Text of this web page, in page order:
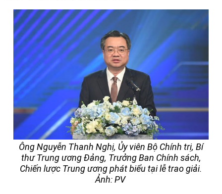
Ông Nguyễn Thanh Nghị, Ủy viên Bộ Chính trị, Bí
thư Trung ương Đảng, Trưởng Ban Chính sách,
Chiến lược Trung ương phát biểu tại lễ trao giải.
Ảnh: PV